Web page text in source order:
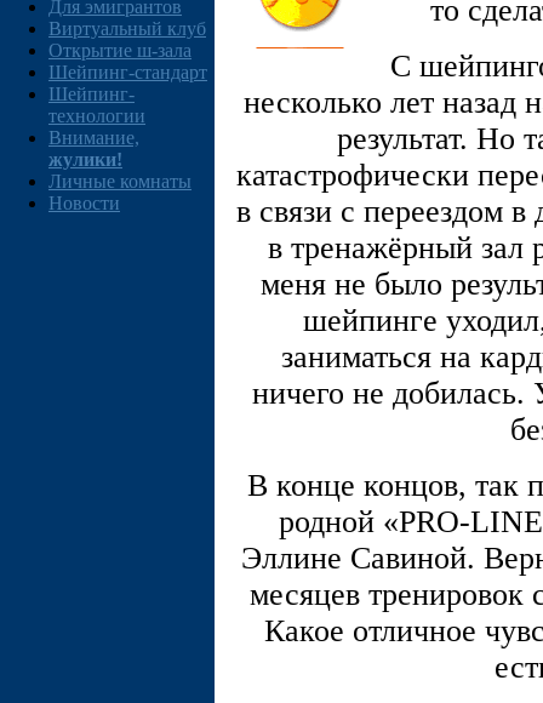
Для эмигрантов
Виртуальный клуб
Открытие ш-зала
Шейпинг-стандарт
Шейпинг-
технологии
Внимание,
жулики!
Личные комнаты
Новости
то
С
несколько лет назад
результат. Но
катастрофически
в связи с переездом
в тренажёрный
меня не было
шейпинге
заниматься на
ничего не
В конце концов, так
родной «PRO-
Эллине Савиной.
месяцев
Какое отличное